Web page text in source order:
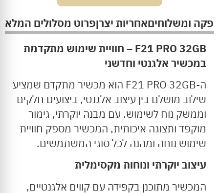
ומשלוחיםאחריות יצרןפרוט מסלולים המלא
F21 PRO 32GB –
חוויית שימוש מתקדמת
במכשיר אלגנטי וחדשני
ה-F21 PRO 32GB הוא מכשיר מתקדם שמציע
שילוב מושלם בין עיצוב אלגנטי, ביצועים חלקים
וממשק נוח לשימוש. עם מבנה יוקרתי, גימור
מוקפד ותצוגה איכותית, המכשיר מספק חוויית
שימוש נוחה ומהנה לכל סוגי המשתמשים.
עיצוב יוקרתי ונוחות מקסימלית
המכשיר מתוכנן בקפידה עם קווים אלגנטיים,